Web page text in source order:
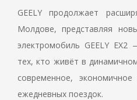
GEELY продолжает
Молдове, представляя
электромобиль GEELY
тех, кто живёт в
современное,
ежедневных поездок.